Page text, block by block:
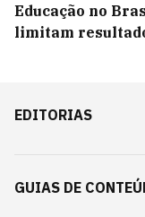
Educação no
limitam
EDITORIAS
GUIAS DE